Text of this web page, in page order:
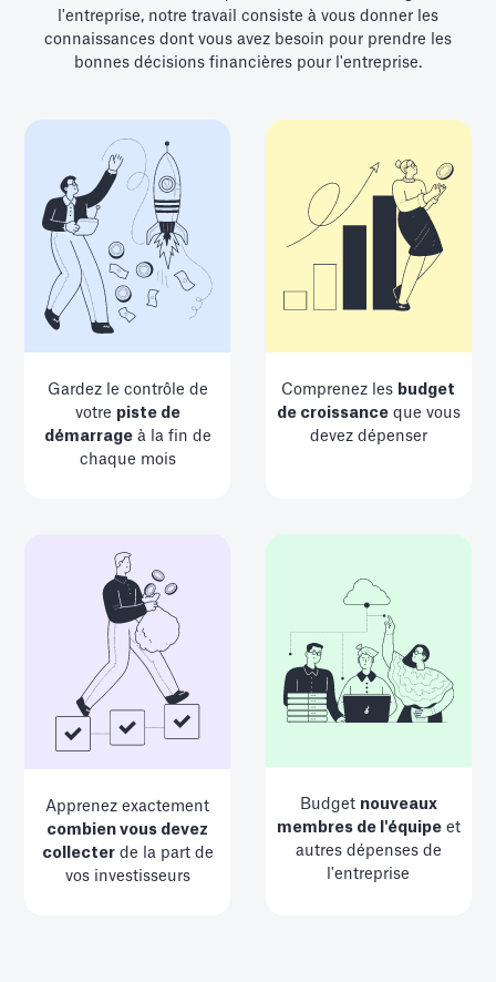
l'entreprise, notre travail consiste à vous donner les
connaissances dont vous avez besoin pour prendre les
bonnes décisions financières pour l'entreprise.
Gardez le contrôle de
votre piste de
démarrageà la fin de
chaque mois
Comprenez les budget
de croissanceque vous
devez dépenser
Apprenez exactement
combien vous devez
collecterde la part de
vos investisseurs
Budget nouveaux
membres de l'équipeet
autres dépenses de
l'entreprise